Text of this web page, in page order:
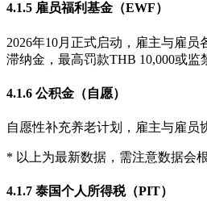
4.1.5 雇员福利基金（EWF）
2026年10月正式启动，雇主与雇
滞纳金，最高罚款THB 10,000或监
4.1.6 公积金（自愿）
自愿性补充养老计划，雇主与雇员
* 以上为最新数据，需注意数据会
4.1.7 泰国个人所得税（PIT）